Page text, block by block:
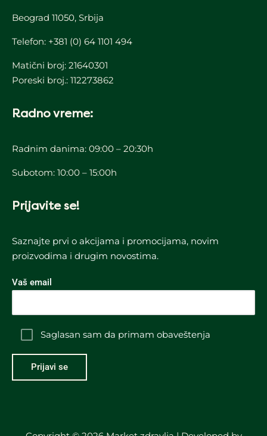
Beograd 11050, Srbija
Telefon: +381 (0) 64 1101 494
Matični broj: 21640301
Poreski broj.: 112273862
Radno vreme:
Radnim danima: 09:00 – 20:30h
Subotom: 10:00 – 15:00h
Prijavite se!
Saznajte prvi o akcijama i promocijama, novim
proizvodima i drugim novostima.
Vaš email
Saglasan sam da primam obaveštenja